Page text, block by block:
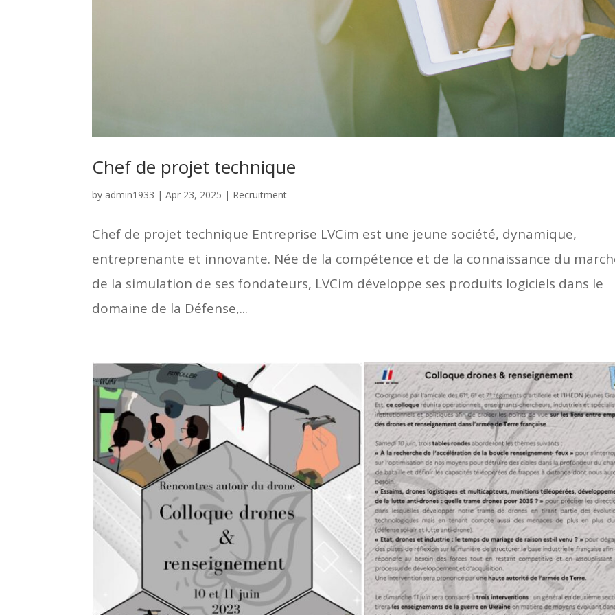
Chef de projet technique
by admin1933 |Apr 23, 2025 | Recruitment
Chef de projet technique Entreprise LVCim est une jeune société, dynamique,
entreprenante et innovante. Née de la compétence et de la connaissance du
de la simulation de ses fondateurs, LVCim développe ses produits logiciels dans le
domaine de la Défense,...